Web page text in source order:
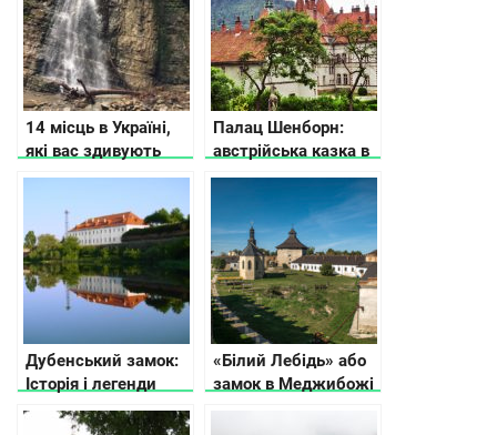
14 місць в Україні,
які вас здивують
Палац Шенборн:
австрійська казка в
Україні
Дубенський замок:
Історія і легенди
«Білий Лебідь» або
замок в Меджибожі